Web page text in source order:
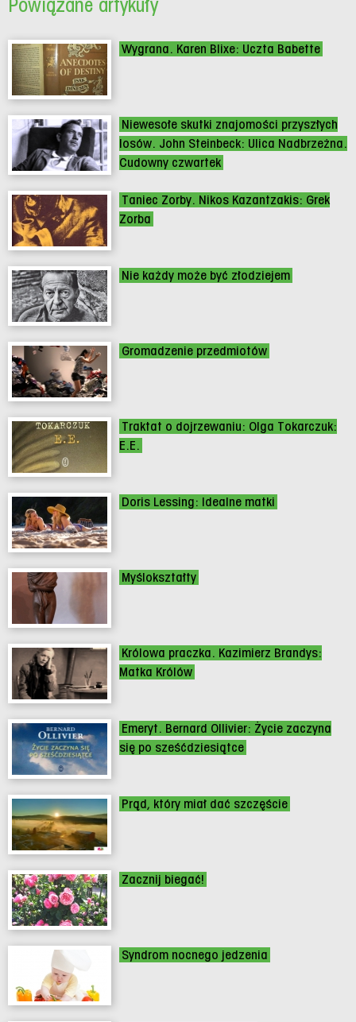
Powiązane artykuły
Wygrana. Karen Blixe: Uczta Babette
Niewesołe skutki znajomości przyszłych
losów. John Steinbeck: Ulica Nadbrzeżna.
Cudowny czwartek
Taniec Zorby. Nikos Kazantzakis: Grek
Zorba
Nie każdy może być złodziejem
Gromadzenie przedmiotów
Traktat o dojrzewaniu: Olga Tokarczuk:
E.E.
Doris Lessing: Idealne matki
Myślokształty
Królowa praczka. Kazimierz Brandys:
Matka Królów
Emeryt. Bernard Ollivier: Życie zaczyna
się po sześćdziesiątce
Prąd, który miał dać szczęście
Zacznij biegać!
Syndrom nocnego jedzenia